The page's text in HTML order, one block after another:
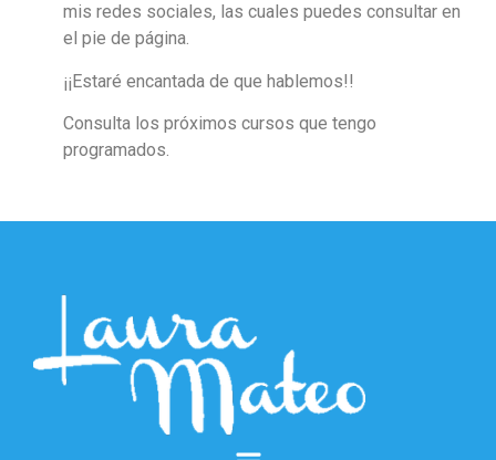
mis redes sociales, las cuales puedes consultar en
el pie de página.
¡¡Estaré encantada de que hablemos!!
Consulta los próximos cursos que tengo
programados.